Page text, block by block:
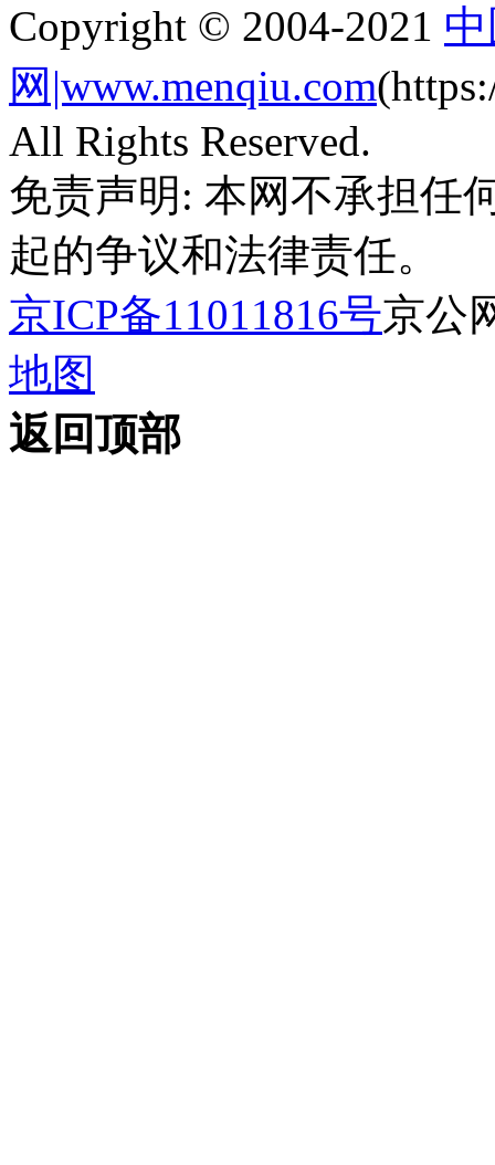
Copyright © 2004-2021
网|www.menqiu.com
All Rights Reserved.
免责声明: 本网不承担任
起的争议和法律责任。
京ICP备11011816号京公
地图
返回顶部